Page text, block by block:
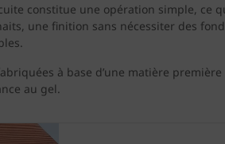
constitue une opération simple, ce
une finition sans nécessiter des
à base d’une matière
au gel.